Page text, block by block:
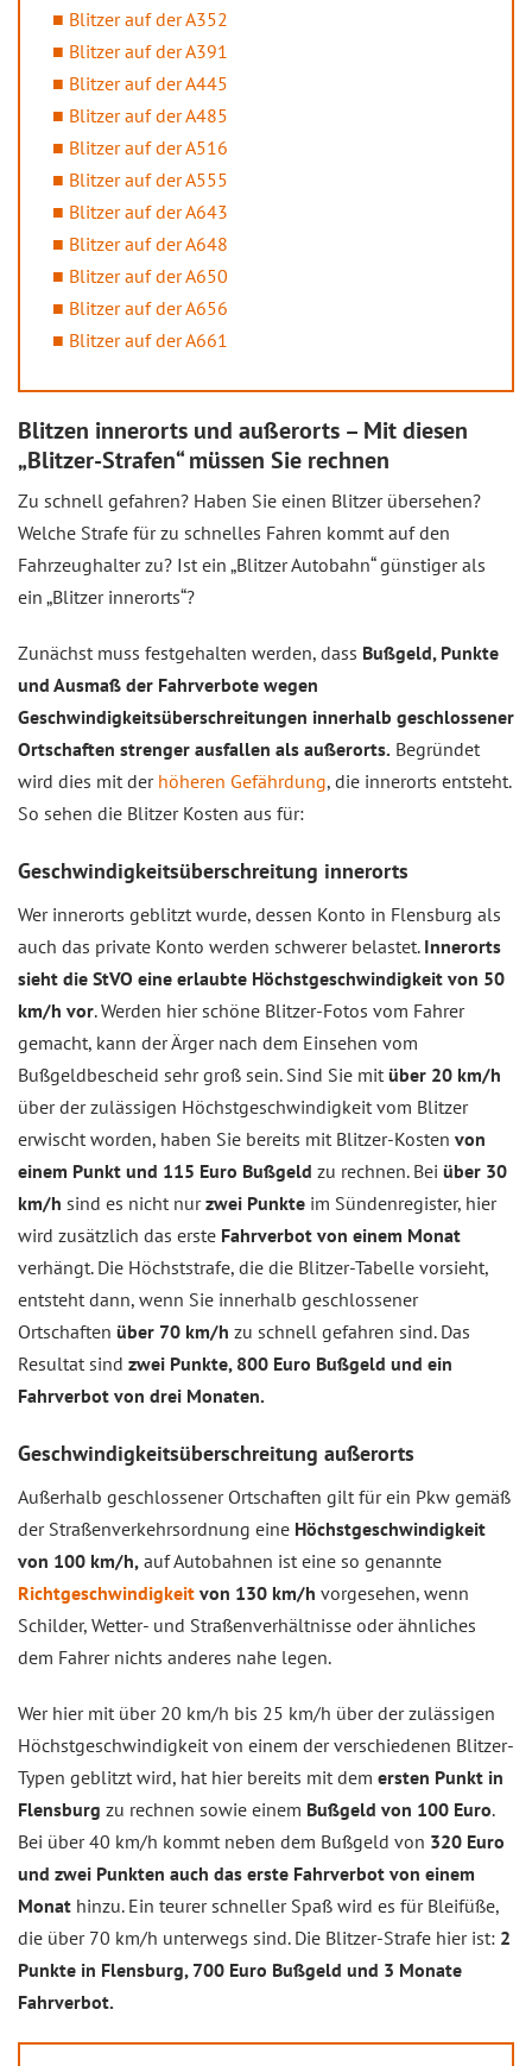
Blitzer auf der A352
Blitzer auf der A391
Blitzer auf der A445
Blitzer auf der A485
Blitzer auf der A516
Blitzer auf der A555
Blitzer auf der A643
Blitzer auf der A648
Blitzer auf der A650
Blitzer auf der A656
Blitzer auf der A661
Blitzen innerorts und außerorts – Mit diesen
„Blitzer-Strafen“ müssen Sie rechnen
Zu schnell gefahren? Haben Sie einen Blitzer übersehen?
Welche Strafe für zu schnelles Fahren kommt auf den
Fahrzeughalter zu? Ist ein „Blitzer Autobahn“ günstiger als
ein „Blitzer innerorts“?
Zunächst muss festgehalten werden, dass Bußgeld, Punkte
und Ausmaß der Fahrverbote wegen
Geschwindigkeitsüberschreitungen innerhalb geschlossener
Ortschaften strenger ausfallen als außerorts. Begründet
wird dies mit der höheren Gefährdung, die innerorts entsteht.
So sehen die Blitzer Kosten aus für:
Geschwindigkeitsüberschreitung innerorts
Wer innerorts geblitzt wurde, dessen Konto in Flensburg als
auch das private Konto werden schwerer belastet. Innerorts
sieht die StVO eine erlaubte Höchstgeschwindigkeit von 50
km/h vor. Werden hier schöne Blitzer-Fotos vom Fahrer
gemacht, kann der Ärger nach dem Einsehen vom
Bußgeldbescheid sehr groß sein. Sind Sie mit über 20 km/h
über der zulässigen Höchstgeschwindigkeit vom Blitzer
erwischt worden, haben Sie bereits mit Blitzer-Kosten von
einem Punkt und 115 Euro Bußgeld zu rechnen. Bei über 30
km/h sind es nicht nurzwei Punkte im Sündenregister, hier
wird zusätzlich das erste Fahrverbot von einem Monat
verhängt. Die Höchststrafe, die die Blitzer-Tabelle vorsieht,
entsteht dann, wenn Sie innerhalb geschlossener
Ortschaften über 70 km/h zu schnell gefahren sind. Das
Resultat sind zwei Punkte, 800 Euro Bußgeld und ein
Fahrverbot von drei Monaten.
Geschwindigkeitsüberschreitung außerorts
Außerhalb geschlossener Ortschaften gilt für ein Pkw gemäß
der Straßenverkehrsordnung eine Höchstgeschwindigkeit
von 100 km/h, auf Autobahnen ist eine so genannte
Richtgeschwindigkeit von 130 km/h vorgesehen, wenn
Schilder, Wetter- und Straßenverhältnisse oder ähnliches
dem Fahrer nichts anderes nahe legen.
Wer hier mit über 20 km/h bis 25 km/h über der zulässigen
Höchstgeschwindigkeit von einem der verschiedenen Blitzer-
Typen geblitzt wird, hat hier bereits mit dem ersten Punkt in
Flensburg zu rechnen sowie einem Bußgeld von 100 Euro.
Bei über 40 km/h kommt neben dem Bußgeld von 320 Euro
und zwei Punkten auch das erste Fahrverbot von einem
Monat hinzu. Ein teurer schneller Spaß wird es für Bleifüße,
die über 70 km/h unterwegs sind. Die Blitzer-Strafe hier ist: 2
Punkte in Flensburg, 700 Euro Bußgeld und 3 Monate
Fahrverbot.